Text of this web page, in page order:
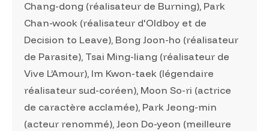
Chang-dong (réalisateur de Burning), Park
Chan-wook (réalisateur d'Oldboy et de
Decision to Leave), Bong Joon-ho (réalisateur
de Parasite), Tsai Ming-liang (réalisateur de
Vive L’Amour), Im Kwon-taek (légendaire
réalisateur sud-coréen), Moon So-ri (actrice
de caractère acclamée), Park Jeong-min
(acteur renommé), Jeon Do-yeon (meilleure